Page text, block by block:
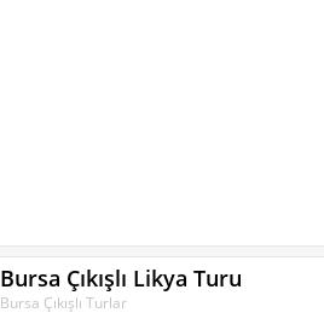
Bursa Çıkışlı Likya Turu
Bursa Çıkışlı Turlar